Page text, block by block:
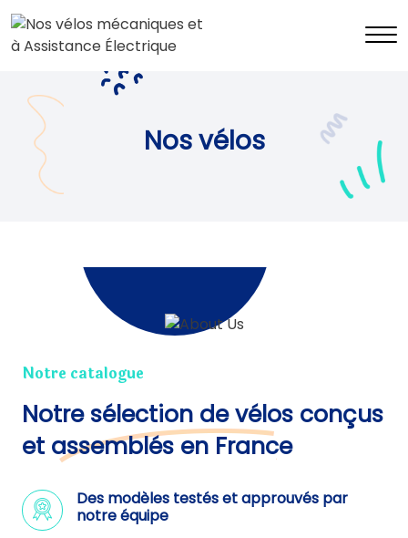
Nos vélos
Notre catalogue
Notre sélection de vélos conçus
et assemblés en France
Des modèles testés et approuvés par
notre équipe